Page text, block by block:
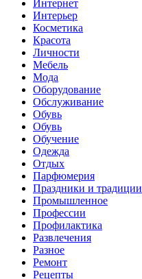
Интернет
Интерьер
Косметика
Красота
Личности
Мебель
Мода
Оборудование
Обслуживание
Обувь
Обувь
Обучение
Одежда
Отдых
Парфюмерия
Праздники и традиции
Промышленное
Профессии
Профилактика
Развлечения
Разное
Ремонт
Рецепты